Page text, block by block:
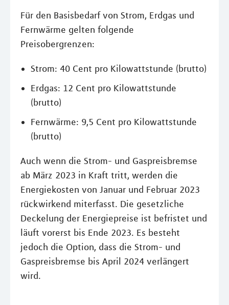
Für den Basisbedarf von Strom, Erdgas und
Fernwärme gelten folgende
Preisobergrenzen:
Strom: 40 Cent pro Kilowattstunde (brutto)
Erdgas: 12 Cent pro Kilowattstunde
(brutto)
Fernwärme: 9,5 Cent pro Kilowattstunde
(brutto)
Auch wenn die Strom- und Gaspreisbremse
ab März 2023 in Kraft tritt, werden die
Energiekosten von Januar und Februar 2023
rückwirkend miterfasst. Die gesetzliche
Deckelung der Energiepreise ist befristet und
läuft vorerst bis Ende 2023. Es besteht
jedoch die Option, dass die Strom- und
Gaspreisbremse bis April 2024 verlängert
wird.